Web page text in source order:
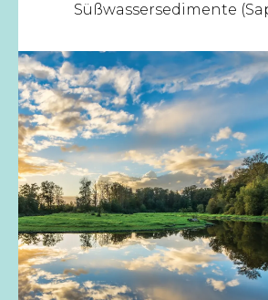
Süßwassersedimente